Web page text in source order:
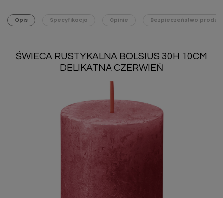
Opis Specyfikacja Opinie Bezpieczeństwo
ŚWIECA RUSTYKALNA BOLSIUS 30H 10CM
DELIKATNA CZERWIEŃ